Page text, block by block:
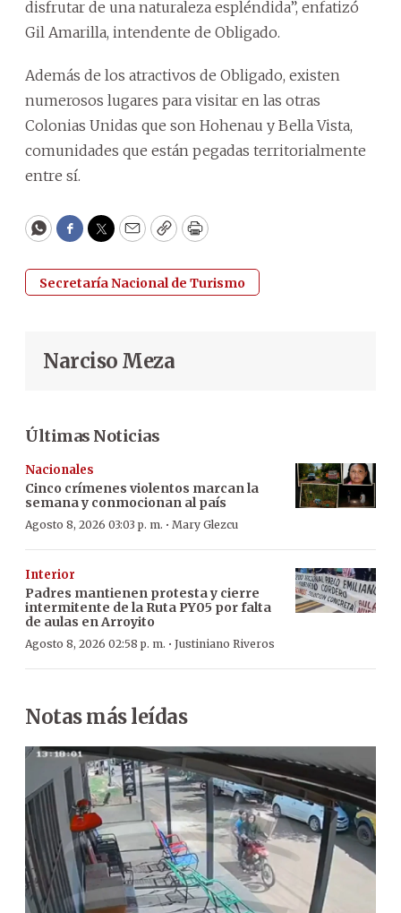
disfrutar de una naturaleza espléndida”, enfatizó
Gil Amarilla, intendente de Obligado.
Además de los atractivos de Obligado, existen
numerosos lugares para visitar en las otras
Colonias Unidas que son Hohenau y Bella Vista,
comunidades que están pegadas territorialmente
entre sí.
WhatsApp
Facebook
Twitter
EmailCopyPrint
Secretaría Nacional de Turismo
Narciso Meza
Últimas Noticias
Nacionales
Cinco crímenes violentos marcan la
semana y conmocionan al país
Agosto 8, 2026 03:03 p. m. · Mary Glezcu
Interior
Padres mantienen protesta y cierre
intermitente de la Ruta PY05 por falta
de aulas en Arroyito
Agosto 8, 2026 02:58 p. m. · Justiniano Riveros
Notas más leídas